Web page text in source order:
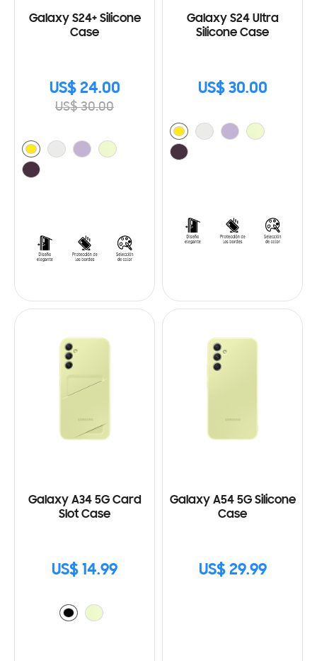
Galaxy S24+ Silicone
Case
US$ 24.00
US$ 30.00
Galaxy S24 Ultra
Silicone Case
US$ 30.00
Galaxy A34 5G Card
Slot Case
US$ 14.99
Galaxy A54 5G Silicone
Case
US$ 29.99